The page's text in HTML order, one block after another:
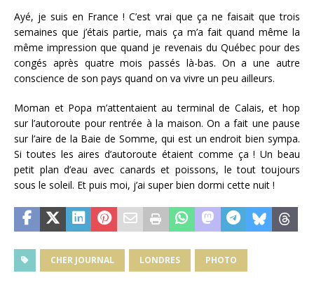
Ayé, je suis en France ! C’est vrai que ça ne faisait que trois
semaines que j’étais partie, mais ça m’a fait quand même la
même impression que quand je revenais du Québec pour des
congés après quatre mois passés là-bas. On a une autre
conscience de son pays quand on va vivre un peu ailleurs.
Moman et Popa m’attentaient au terminal de Calais, et hop
sur l’autoroute pour rentrée à la maison. On a fait une pause
sur l’aire de la Baie de Somme, qui est un endroit bien sympa.
Si toutes les aires d’autoroute étaient comme ça ! Un beau
petit plan d’eau avec canards et poissons, le tout toujours
sous le soleil. Et puis moi, j’ai super bien dormi cette nuit !
CHER JOURNAL LONDRES PHOTO